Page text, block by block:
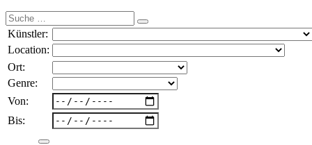
Suche
nach:
Künstler:
Location:
Ort:
Genre:
Von:
Bis: